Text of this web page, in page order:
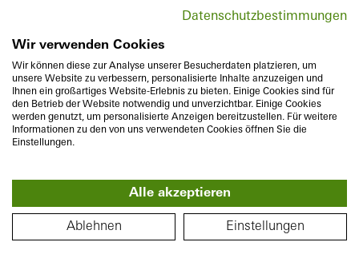
GRUNDRISS
Hochwärmedämmende Hebeschiebetüren
neue Freiräume und senken dabei noch die
Energiekosten. Mit einem elektrischen
Antrieb für Hebeschiebetüren der Schüco
LivIng Serie lassen sich auch groß
dimensionierte Kunststoff-Schiebetüren
bequem per Schalter oder über eine
Datenschutzbestimmungen
Wir verwenden Cookies
Wir können diese zur Analyse unserer Besucherdaten platzieren, um
unsere Website zu verbessern, personalisierte Inhalte anzuzeigen und
Ihnen ein großartiges Website-Erlebnis zu bieten. Einige Cookies sind für
den Betrieb der Website notwendig und unverzichtbar. Einige Cookies
werden genutzt, um personalisierte Anzeigen bereitzustellen. Für weitere
Informationen zu den von uns verwendeten Cookies öffnen Sie die
Einstellungen.
Alle akzeptieren
Ablehnen Einstellungen